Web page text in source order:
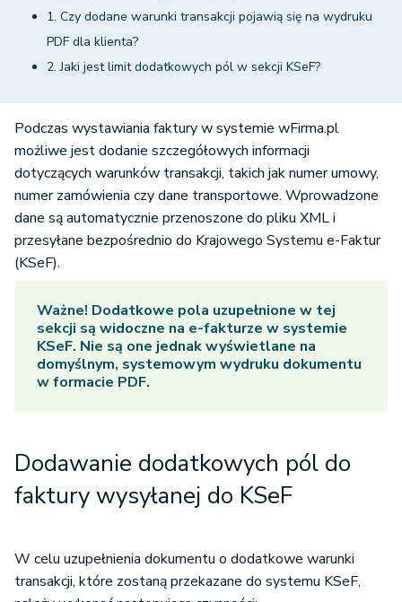
1. Czy dodane warunki transakcji pojawią się na wydruku
PDF dla klienta?
2. Jaki jest limit dodatkowych pól w sekcji KSeF?
Podczas wystawiania faktury w systemie wFirma.pl
możliwe jest dodanie szczegółowych informacji
dotyczących warunków transakcji, takich jak numer umowy,
numer zamówienia czy dane transportowe. Wprowadzone
dane są automatycznie przenoszone do pliku XML i
przesyłane bezpośrednio do Krajowego Systemu e-Faktur
(KSeF).
Ważne! Dodatkowe pola uzupełnione w tej
sekcji są widoczne na e-fakturze w systemie
KSeF. Nie są one jednak wyświetlane na
domyślnym, systemowym wydruku dokumentu
w formacie PDF.
Dodawanie dodatkowych pól do
faktury wysyłanej do KSeF
W celu uzupełnienia dokumentu o dodatkowe warunki
transakcji, które zostaną przekazane do systemu KSeF,